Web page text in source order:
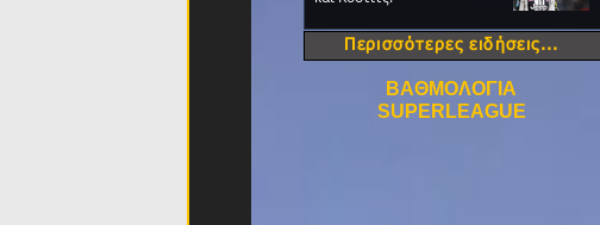
ΒΑΘΜΟΛΟΓΙΑ
SUPERLEAGUE
Περισσότερες ειδήσεις...